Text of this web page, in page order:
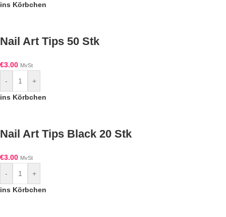
ins Körbchen
Nail Art Tips 50 Stk
€3.00 MvSt
-
+
ins Körbchen
Nail Art Tips Black 20 Stk
€3.00 MvSt
-
+
ins Körbchen